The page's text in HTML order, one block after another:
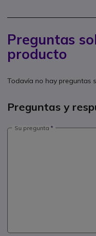
Preguntas
producto
Todavía no hay preguntas
Preguntas y
Su pregunta